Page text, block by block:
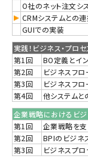
O社のネット注文シ
CRMシステムとの
GUIでの実装
実践！ビジネス・プロ
第1回
BO定義とイ
第2回
ビジネスフ
第3回
ビジネスフ
第4回
他システム
企業戦略におけるビジ
第1回
企業戦略を
第2回
BPIのビジネ
第3回
ビジネスプ